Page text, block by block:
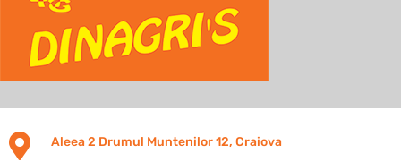
 Aleea 2 Drumul Muntenilor 12, Craiova